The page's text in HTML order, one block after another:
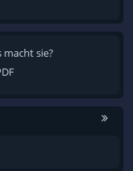
macht sie?